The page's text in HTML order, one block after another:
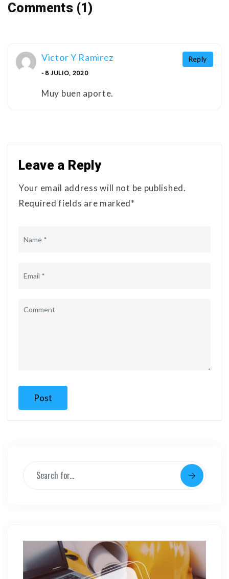
Comments (1)
Reply
Victor Y Ramirez
- 8 JULIO, 2020
Muy buen aporte.
Leave a Reply
Your email address will not be published.
Required fields are marked*